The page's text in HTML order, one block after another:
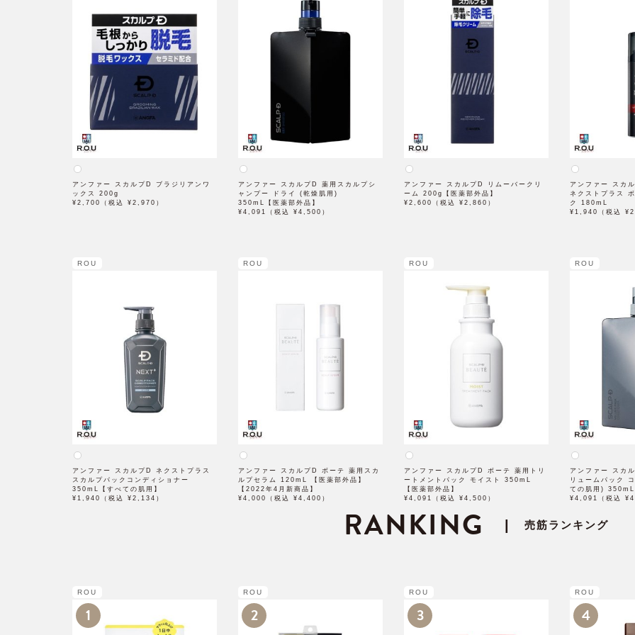
アンファー スカルプD ブラジリアンワ
ックス 200g
¥2,700（税込 ¥2,970）
アンファー スカルプD 薬用スカルプシ
ャンプー ドライ (乾燥肌用)
350mL【医薬部外品】
¥4,091（税込 ¥4,500）
アンファー スカルプD リムーバークリ
ーム 200g【医薬部外品】
¥2,600（税込 ¥2,860）
アンファー スカ
ネクストプラス
ク 180mL
¥1,940（税込
ROU
アンファー スカルプD ネクストプラス
スカルプパックコンディショナー
350mL【すべての肌用】
¥1,940（税込 ¥2,134）
ROU
アンファー スカルプD ボーテ 薬用スカ
ルプセラム 120mL 【医薬部外品】
【2022年4月新商品】
¥4,000（税込 ¥4,400）
ROU
アンファー スカルプD ボーテ 薬用トリ
ートメントパック モイスト 350mL
【医薬部外品】
¥4,091（税込 ¥4,500）
ROU
アンファー スカ
リュームパック
ての肌用) 350mL
¥4,091（税込
RANKING 売筋ランキング
ROU
1
ROU
2
ROU
3
ROU
4